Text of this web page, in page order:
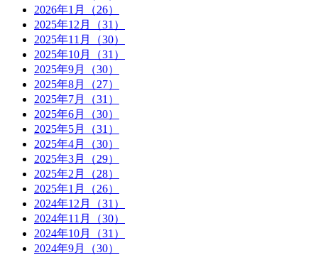
2026年1月（26）
2025年12月（31）
2025年11月（30）
2025年10月（31）
2025年9月（30）
2025年8月（27）
2025年7月（31）
2025年6月（30）
2025年5月（31）
2025年4月（30）
2025年3月（29）
2025年2月（28）
2025年1月（26）
2024年12月（31）
2024年11月（30）
2024年10月（31）
2024年9月（30）